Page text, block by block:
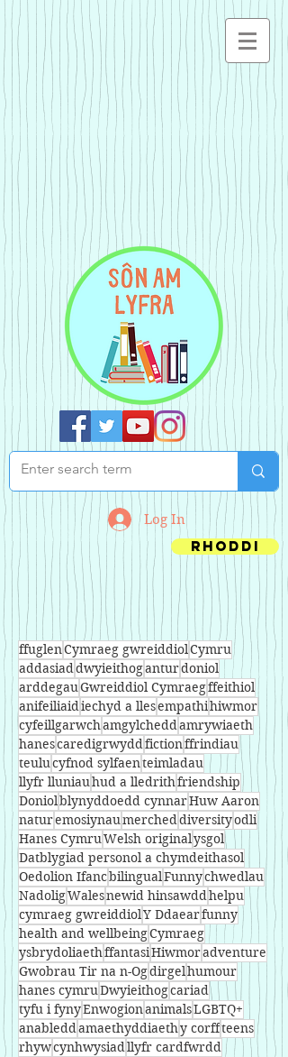
Log In
Rhoddi
ffuglenCymraeg gwreiddiolCymru
addasiaddwyieithoganturdoniol
arddegauGwreiddiol Cymraegffeithiol
anifeiliaidiechyd a llesempathihiwmor
cyfeillgarwchamgylcheddamrywiaeth
hanescaredigrwyddfictionffrindiau
teulucyfnod sylfaenteimladau
llyfr lluniauhud a lledrithfriendship
Doniolblynyddoedd cynnarHuw Aaron
naturemosiynaumercheddiversityodli
Hanes CymruWelsh originalysgol
Datblygiad personol a chymdeithasol
Oedolion IfancbilingualFunnychwedlau
NadoligWalesnewid hinsawddhelpu
cymraeg gwreiddiolY Ddaearfunny
health and wellbeingCymraeg
ysbrydoliaethffantasiHiwmoradventure
Gwobrau Tir na n-Ogdirgelhumour
hanes cymruDwyieithogcariad
tyfu i fynyEnwogionanimalsLGBTQ+
anableddamaethyddiaethy corffteens
rhywcynhwysiadllyfr cardfwrdd